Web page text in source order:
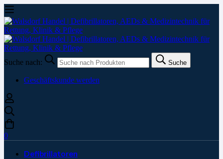
Suche nach: Suche
Geschäftskunde werden
0
Defibrillatoren